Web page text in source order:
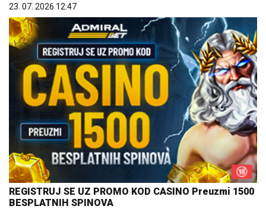
23. 07. 2026 12:47
REGISTRUJ SE UZ PROMO KOD CASINO Preuzmi 1500
BESPLATNIH SPINOVA